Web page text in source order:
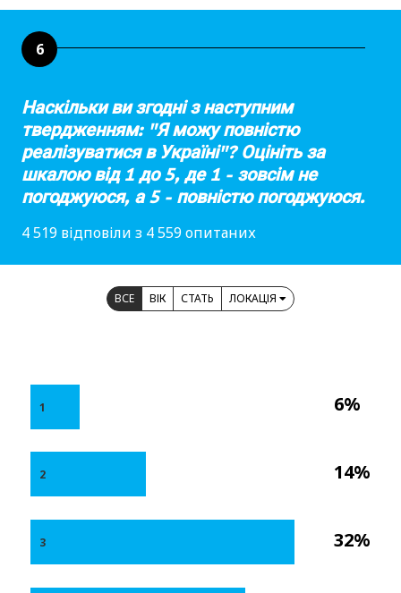
6
Наскільки ви згодні з наступним
твердженням: "Я можу повністю
реалізуватися в Україні"? Оцініть за
шкалою від 1 до 5, де 1 - зовсім не
погоджуюся, а 5 - повністю погоджуюся.
4 519 відповіли з 4 559 опитаних
ВСЕ ВІК СТАТЬ ЛОКАЦІЯ
6%
14%
32%
1
2
3